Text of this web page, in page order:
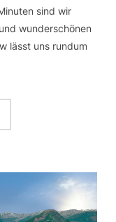
sind wir
wunderschönen
lässt uns rundum